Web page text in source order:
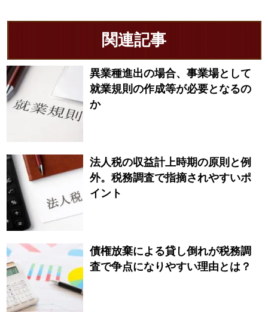
関連記事
異業種進出の場合、事業場として
就業規則の作成等が必要となるの
か
法人税の収益計上時期の原則と例
外。税務調査で指摘されやすいポ
イント
債権放棄による貸し倒れが税務調
査で争点になりやすい理由とは？